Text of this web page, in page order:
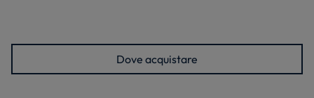
Dove acquistare